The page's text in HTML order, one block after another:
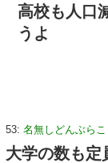
高校も人口
うよ
53: 名無しどんぶらこ
大学の数も定